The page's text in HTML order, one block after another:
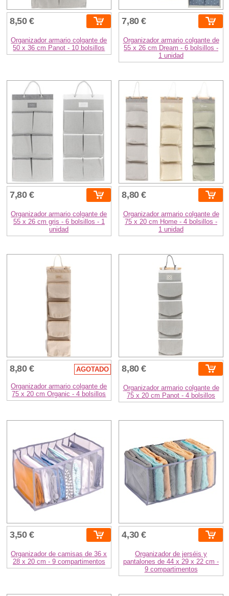
8,50 €
Organizador armario colgante de
50 x 36 cm Panot - 10 bolsillos
7,80 €
Organizador armario colgante de
55 x 26 cm Dream - 6 bolsillos -
1 unidad
7,80 €
Organizador armario colgante de
55 x 26 cm gris - 6 bolsillos - 1
unidad
8,80 €
Organizador armario colgante de
75 x 20 cm Home - 4 bolsillos -
1 unidad
8,80 € AGOTADO
Organizador armario colgante de
75 x 20 cm Organic - 4 bolsillos
8,80 €
Organizador armario colgante de
75 x 20 cm Panot - 4 bolsillos
3,50 €
Organizador de camisas de 36 x
28 x 20 cm - 9 compartimentos
4,30 €
Organizador de jerséis y
pantalones de 44 x 29 x 22 cm -
9 compartimentos